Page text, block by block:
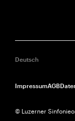
© Luzerner
ImpressumAGB
Deutsch